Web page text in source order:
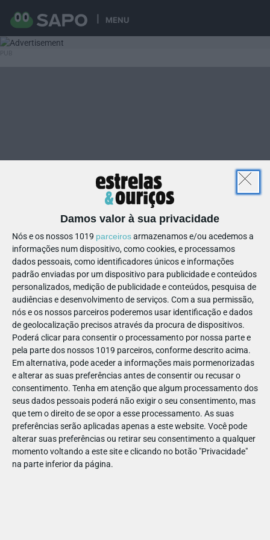
MENU
Damos valor à sua privacidade
Nós e os nossos 1019 parceirosarmazenamos e/ou acedemos a
informações num dispositivo, como cookies, e processamos
dados pessoais, como identificadores únicos e informações
padrão enviadas por um dispositivo para publicidade e conteúdos
personalizados, medição de publicidade e conteúdos, pesquisa de
audiências e desenvolvimento de serviços. Com a sua permissão,
nós e os nossos parceiros poderemos usar identificação e dados
de geolocalização precisos através da procura de dispositivos.
Poderá clicar para consentir o processamento por nossa parte e
pela parte dos nossos 1019 parceiros, conforme descrito acima.
Em alternativa, pode aceder a informações mais pormenorizadas
e alterar as suas preferências antes de consentir ou recusar o
consentimento. Tenha em atenção que algum processamento dos
seus dados pessoais poderá não exigir o seu consentimento, mas
que tem o direito de se opor a esse processamento. As suas
preferências serão aplicadas apenas a este website. Você pode
alterar suas preferências ou retirar seu consentimento a qualquer
momento voltando a este site e clicando no botão "Privacidade"
na parte inferior da página.
22
64536277559302